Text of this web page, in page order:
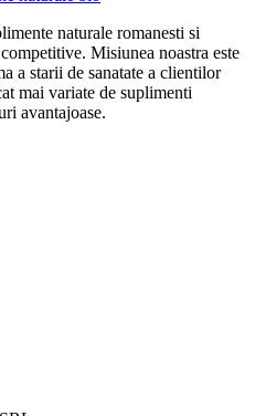
naturale romanesti si
Misiunea noastra este
a starii de sanatate a clientilor
mai variate de suplimenti
avantajoase.